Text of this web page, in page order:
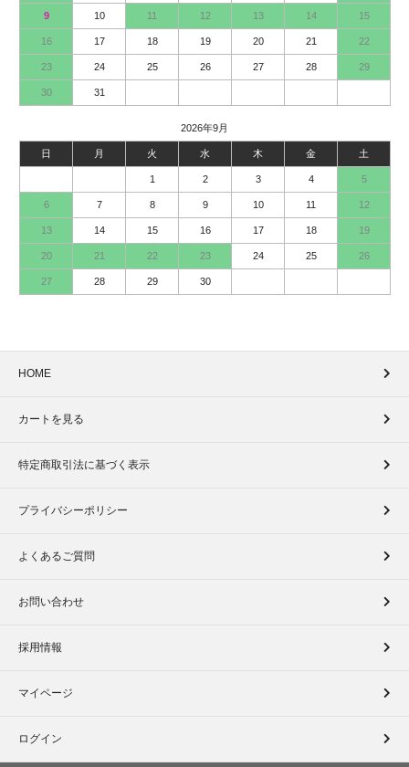
9 10 11 12 13 14 15
16 17 18 19 20 21 22
23 24 25 26 27 28 29
30 31
2026年9月
日 月 火 水 木 金 土
1 2 3 4 5
6 7 8 9 10 11 12
13 14 15 16 17 18 19
20 21 22 23 24 25 26
27 28 29 30
HOME
カートを見る
特定商取引法に基づく表示
プライバシーポリシー
よくあるご質問
お問い合わせ
採用情報
マイページ
ログイン